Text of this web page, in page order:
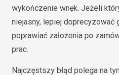
wykończenie wnęk. Jeżeli
niejasny, lepiej doprecyzować
poprawiać założenia po
prac.
Najczęstszy błąd polega na